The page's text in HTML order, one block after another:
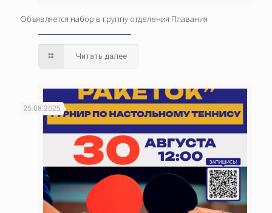
Объявляется набор в группу отделения Плавания
Читать далее
25.08.2025